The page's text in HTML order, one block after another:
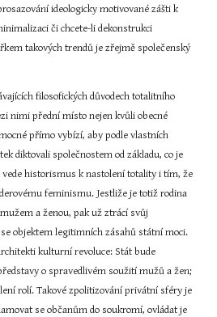
ideologicky motivované zášti k
či chcete-li dekonstrukci
takových trendů je zřejmě společenský
filosofických důvodech totalitního
nimi přední místo nejen kvůli obecné
přímo vybízí, aby podle vlastních
diktovali společnostem od základu, co je
vede historismus k nastolení totality i tím, že
feminismu. Jestliže je totiž rodina
a ženou, pak už ztrácí svůj
objektem legitimních zásahů státní moci.
kulturní revoluce: Stát bude
o spravedlivém soužití mužů a žen;
rolí. Takové zpolitizování privátní sféry je
se občanům do soukromí, ovládat je